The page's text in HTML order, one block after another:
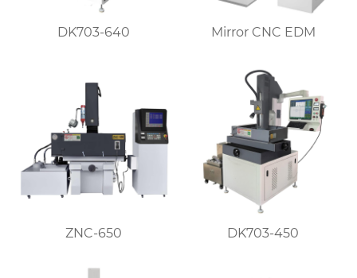
DK703-640 Mirror CNC EDM
ZNC-650 DK703-450